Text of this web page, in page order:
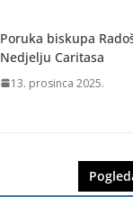
Poruka biskupa
Nedjelju Caritasa
13. prosinca 2025.